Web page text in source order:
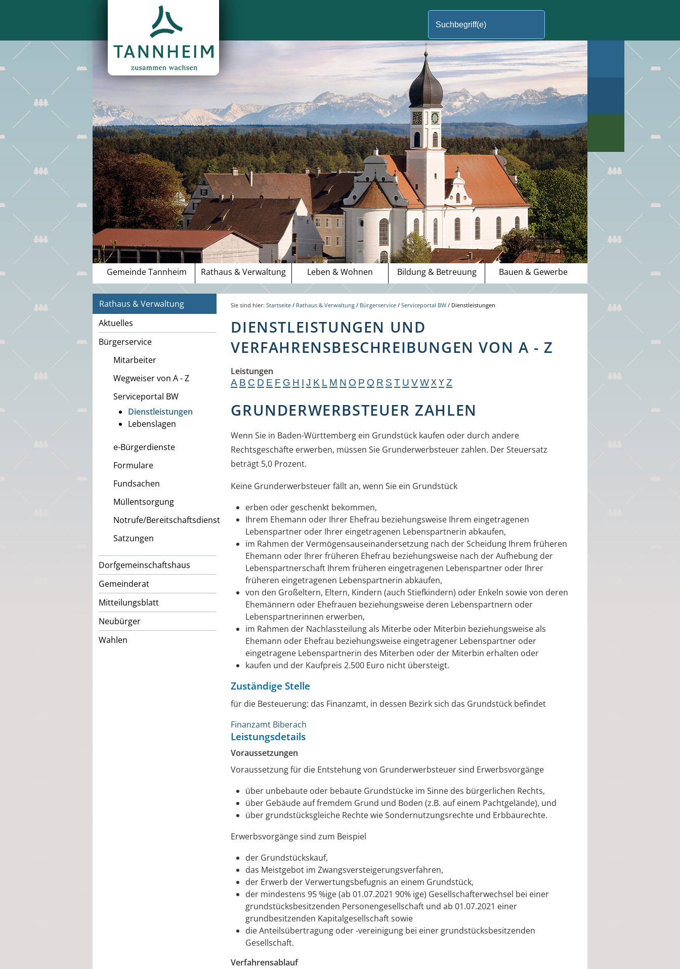
Gemeinde Tannheim Rathaus & Verwaltung Leben & Wohnen Bildung & Betreuung Bauen & Gewerbe
Rathaus & Verwaltung
Aktuelles
Bürgerservice
Mitarbeiter
Wegweiser von A - Z
Serviceportal BW
Dienstleistungen
Lebenslagen
e-Bürgerdienste
Formulare
Fundsachen
Müllentsorgung
Notrufe/Bereitschaftsdienst
Satzungen
Dorfgemeinschaftshaus
Gemeinderat
Mitteilungsblatt
Neubürger
Wahlen
Sie sind hier:Startseite / Rathaus & Verwaltung / Bürgerservice /Serviceportal BW / Dienstleistungen
DIENSTLEISTUNGEN UND
VERFAHRENSBESCHREIBUNGEN VON A - Z
Leistungen
A B C D E F G H I J K L M N O P Q R S T U V W X Y Z
GRUNDERWERBSTEUER ZAHLEN
Wenn Sie in Baden-Württemberg ein Grundstück kaufen oder durch andere
Rechtsgeschäfte erwerben, müssen Sie Grunderwerbsteuer zahlen. Der Steuersatz
beträgt 5,0 Prozent.
Keine Grunderwerbsteuer fällt an, wenn Sie ein Grundstück
erben oder geschenkt bekommen,
Ihrem Ehemann oder Ihrer Ehefrau beziehungsweise Ihrem eingetragenen
Lebenspartner oder Ihrer eingetragenen Lebenspartnerin abkaufen,
im Rahmen der Vermögensauseinandersetzung nach der Scheidung Ihrem früheren
Ehemann oder Ihrer früheren Ehefrau beziehungsweise nach der Aufhebung der
Lebenspartnerschaft Ihrem früheren eingetragenen Lebenspartner oder Ihrer
früheren eingetragenen Lebenspartnerin abkaufen,
von den Großeltern, Eltern, Kindern (auch Stiefkindern) oder Enkeln sowie von deren
Ehemännern oder Ehefrauen beziehungsweise deren Lebenspartnern oder
Lebenspartnerinnen erwerben,
im Rahmen der Nachlassteilung als Miterbe oder Miterbin beziehungsweise als
Ehemann oder Ehefrau beziehungsweise eingetragener Lebenspartner oder
eingetragene Lebenspartnerin des Miterben oder der Miterbin erhalten oder
kaufen und der Kaufpreis 2.500 Euro nicht übersteigt.
Zuständige Stelle
für die Besteuerung: das Finanzamt, in dessen Bezirk sich das Grundstück befindet
Finanzamt Biberach
Leistungsdetails
Voraussetzungen
Voraussetzung für die Entstehung von Grunderwerbsteuer sind Erwerbsvorgänge
über unbebaute oder bebaute Grundstücke im Sinne des bürgerlichen Rechts,
über Gebäude auf fremdem Grund und Boden (z.B. auf einem Pachtgelände), und
über grundstücksgleiche Rechte wie Sondernutzungsrechte und Erbbaurechte.
Erwerbsvorgänge sind zum Beispiel
der Grundstückskauf,
das Meistgebot im Zwangsversteigerungsverfahren,
der Erwerb der Verwertungsbefugnis an einem Grundstück,
der mindestens 95 %ige (ab 01.07.2021 90% ige) Gesellschafterwechsel bei einer
grundstücksbesitzenden Personengesellschaft und ab 01.07.2021 einer
grundbesitzenden Kapitalgesellschaft sowie
die Anteilsübertragung oder -vereinigung bei einer grundstücksbesitzenden
Gesellschaft.
Verfahrensablauf